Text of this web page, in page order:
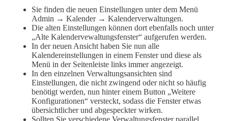
Sie finden die neuen Einstellungen unter dem Menü
Admin → Kalender → Kalenderverwaltungen.
Die alten Einstellungen können dort ebenfalls noch unter
„Alte Kalendervewaltungsfenster“ aufgerufen werden.
In der neuen Ansicht haben Sie nun alle
Kalendereinstellungen in einem Fenster und diese als
Menü in der Seitenleiste links immer angezeigt.
In den einzelnen Verwaltungsansichten sind
Einstellungen, die nicht zwingend oder nicht so häufig
benötigt werden, nun hinter einem Button „Weitere
Konfigurationen“ versteckt, sodass die Fenster etwas
übersichtlicher und abgespeckter wirken.
Sollten Sie verschiedene Verwaltungsfenster parallel